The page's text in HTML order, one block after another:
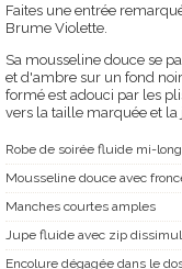
Faites une entrée
Brume Violette.
Sa mousseline douce se
et d'ambre sur un fond
formé est adouci par les
vers la taille marquée et la
Robe de soirée fluide mi-
Mousseline douce avec
Manches courtes amples
Jupe fluide avec zip
Encolure dégagée dans le